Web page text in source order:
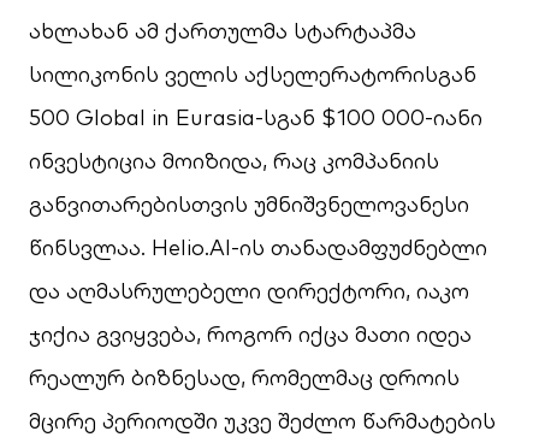
ახლახან ამ ქართულმა სტარტაპმა
სილიკონის ველის აქსელერატორისგან
500 Global in Eurasia-სგან $100 000-იანი
ინვესტიცია მოიზიდა, რაც კომპანიის
განვითარებისთვის უმნიშვნელოვანესი
წინსვლაა. Helio.AI-ის თანადამფუძნებლი
და აღმასრულებელი დირექტორი, იაკო
ჯიქია გვიყვება, როგორ იქცა მათი იდეა
რეალურ ბიზნესად, რომელმაც დროის
მცირე პერიოდში უკვე შეძლო წარმატების